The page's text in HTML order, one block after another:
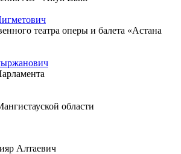
театра оперы и балета «Астана
области
Алтаевич